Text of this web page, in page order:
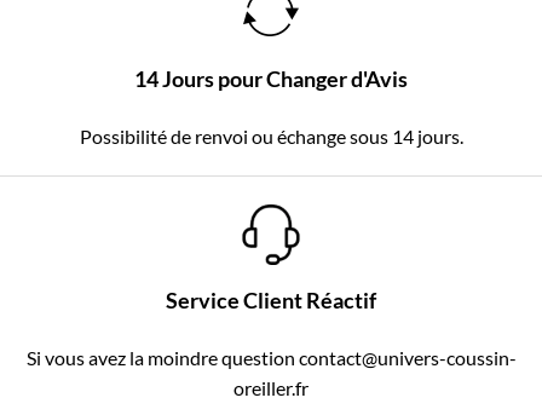
14 Jours pour Changer d'Avis
Possibilité de renvoi ou échange sous 14 jours.
Service Client Réactif
Si vous avez la moindre question contact@univers-coussin-
oreiller.fr